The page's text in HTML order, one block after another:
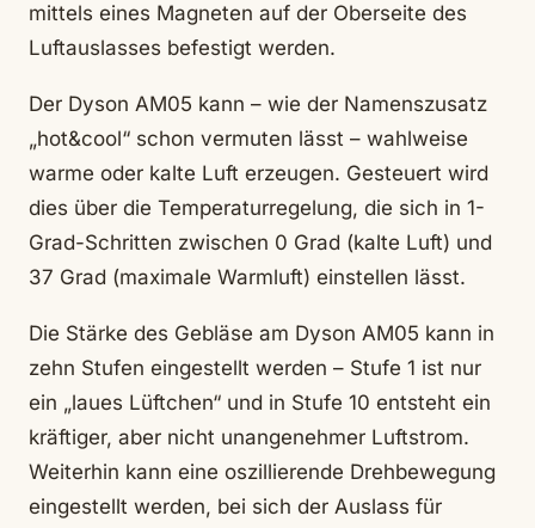
mittels eines Magneten auf der Oberseite des
Luftauslasses befestigt werden.
Der Dyson AM05 kann – wie der Namenszusatz
„hot&cool“ schon vermuten lässt – wahlweise
warme oder kalte Luft erzeugen. Gesteuert wird
dies über die Temperaturregelung, die sich in 1-
Grad-Schritten zwischen 0 Grad (kalte Luft) und
37 Grad (maximale Warmluft) einstellen lässt.
Die Stärke des Gebläse am Dyson AM05 kann in
zehn Stufen eingestellt werden – Stufe 1 ist nur
ein „laues Lüftchen“ und in Stufe 10 entsteht ein
kräftiger, aber nicht unangenehmer Luftstrom.
Weiterhin kann eine oszillierende Drehbewegung
eingestellt werden, bei sich der Auslass für